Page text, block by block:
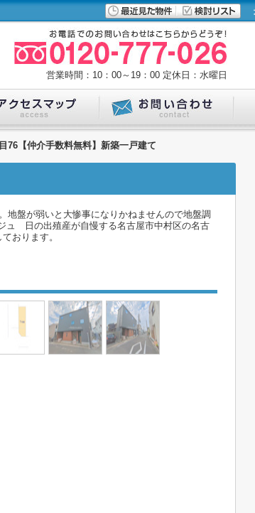
営業時間：10：00～19：00 定休日：水曜日
76【仲介手数料無料】新築一戸建て
地盤が弱いと大惨事になりかねませんので地盤調
ュ 日の出殖産が自慢する名古屋市中村区の名古
おります。